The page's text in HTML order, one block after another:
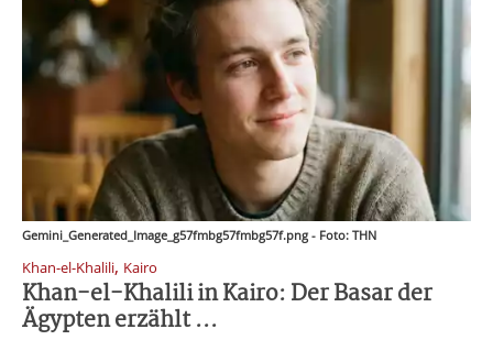
Gemini_Generated_Image_g57fmbg57fmbg57f.png - Foto: THN
Khan-el-Khalili, Kairo
Khan-el-Khalili in Kairo: Der Basar der
Ägypten erzählt ...